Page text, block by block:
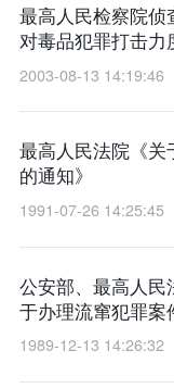
最高人民检察院侦
对毒品犯罪打击力
2003-08-13 14:19:46
最高人民法院《关
的通知》
1991-07-26 14:25:45
公安部、最高人民
于办理流窜犯罪案
1989-12-13 14:26:32